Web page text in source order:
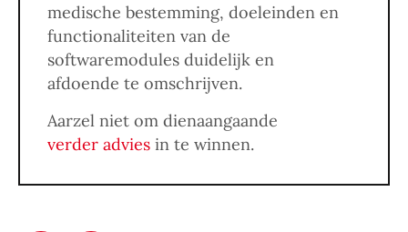
medische bestemming, doeleinden en
functionaliteiten van de
softwaremodules duidelijk en
afdoende te omschrijven.
Aarzel niet om dienaangaande
verder advies in te winnen.